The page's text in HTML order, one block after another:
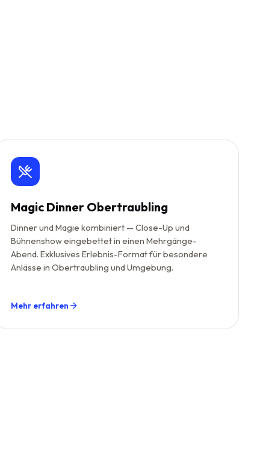
Magic Dinner Obertraubling
Dinner und Magie kombiniert — Close-Up und
Bühnenshow eingebettet in einen Mehrgänge-
Abend. Exklusives Erlebnis-Format für besondere
Anlässe in Obertraubling und Umgebung.
Mehr erfahren